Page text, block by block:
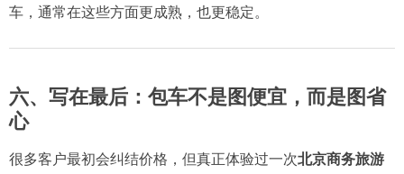
车，通常在这些方面更成熟，也更稳定。
六、写在最后：包车不是图便宜，而是图省
心
很多客户最初会纠结价格，但真正体验过一次北京商务旅游